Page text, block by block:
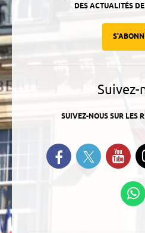
DES ACTUALITÉS
Suivez-
SUIVEZ-NOUS SUR LES
Retrouvez-nous
Suivez-